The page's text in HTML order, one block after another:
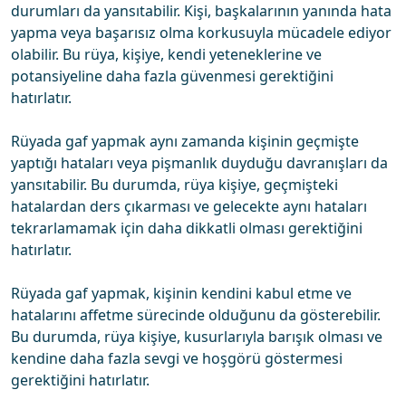
durumları da yansıtabilir. Kişi, başkalarının yanında hata
yapma veya başarısız olma korkusuyla mücadele ediyor
olabilir. Bu rüya, kişiye, kendi yeteneklerine ve
potansiyeline daha fazla güvenmesi gerektiğini
hatırlatır.
Rüyada gaf yapmak aynı zamanda kişinin geçmişte
yaptığı hataları veya pişmanlık duyduğu davranışları da
yansıtabilir. Bu durumda, rüya kişiye, geçmişteki
hatalardan ders çıkarması ve gelecekte aynı hataları
tekrarlamamak için daha dikkatli olması gerektiğini
hatırlatır.
Rüyada gaf yapmak, kişinin kendini kabul etme ve
hatalarını affetme sürecinde olduğunu da gösterebilir.
Bu durumda, rüya kişiye, kusurlarıyla barışık olması ve
kendine daha fazla sevgi ve hoşgörü göstermesi
gerektiğini hatırlatır.